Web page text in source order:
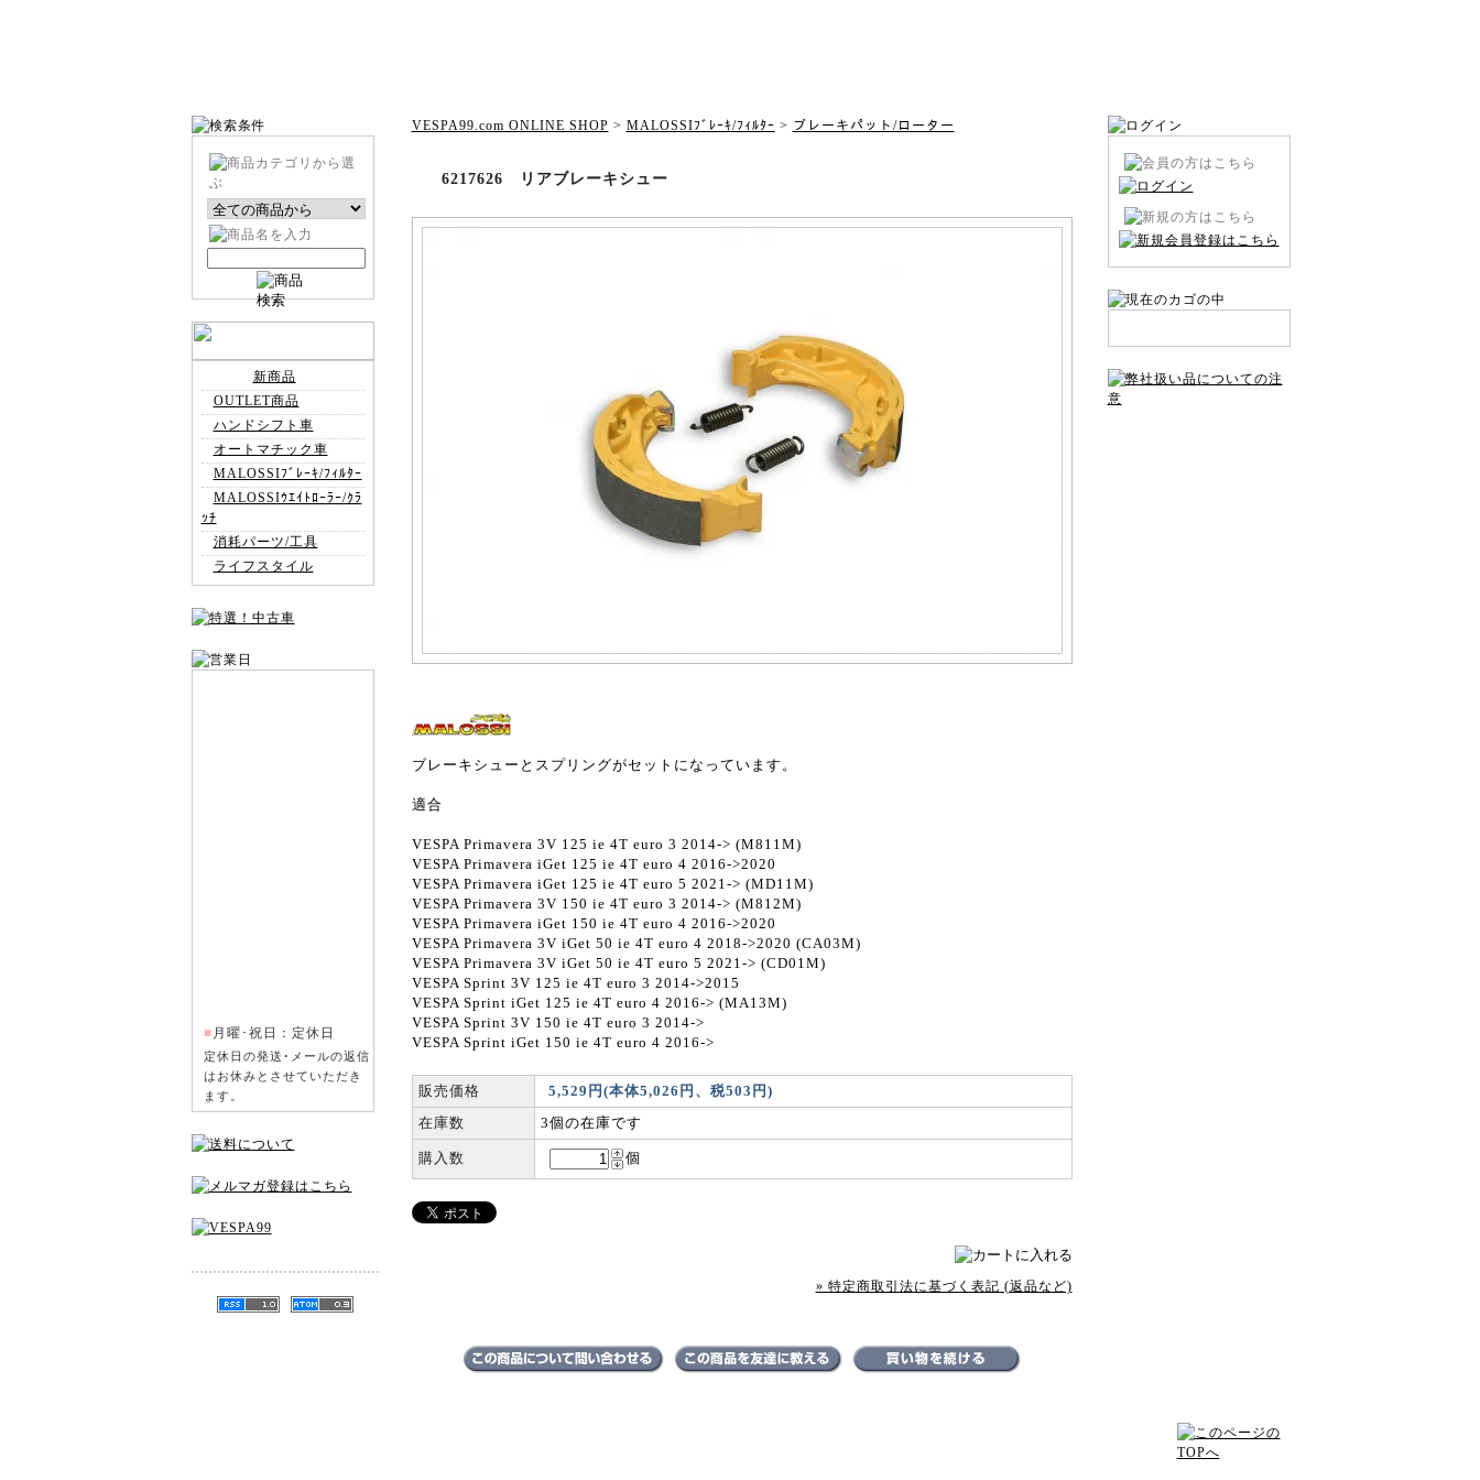
新商品
OUTLET商品
ハンドシフト車
オートマチック車
MALOSSIﾌﾞﾚｰｷ/ﾌｨﾙﾀｰ
MALOSSIｳｴｲﾄﾛｰﾗｰ/ｸﾗ
ｯﾁ
消耗パーツ/工具
ライフスタイル
■ 月曜･祝日：定休日
定休日の発送･メールの返信
はお休みとさせていただき
ます。
VESPA99.com ONLINE SHOP > MALOSSIﾌﾞﾚｰｷ/ﾌｨﾙﾀｰ > ブレーキパット/ローター
6217626 リアブレーキシュー
ブレーキシューとスプリングがセットになっています。
適合
VESPA Primavera 3V 125 ie 4T euro 3 2014-> (M811M)
VESPA Primavera iGet 125 ie 4T euro 4 2016->2020
VESPA Primavera iGet 125 ie 4T euro 5 2021-> (MD11M)
VESPA Primavera 3V 150 ie 4T euro 3 2014-> (M812M)
VESPA Primavera iGet 150 ie 4T euro 4 2016->2020
VESPA Primavera 3V iGet 50 ie 4T euro 4 2018->2020 (CA03M)
VESPA Primavera 3V iGet 50 ie 4T euro 5 2021-> (CD01M)
VESPA Sprint 3V 125 ie 4T euro 3 2014->2015
VESPA Sprint iGet 125 ie 4T euro 4 2016-> (MA13M)
VESPA Sprint 3V 150 ie 4T euro 3 2014->
VESPA Sprint iGet 150 ie 4T euro 4 2016->
販売価格
5,529円(本体5,026円、税503円)
在庫数
3個の在庫です
購入数 個
» 特定商取引法に基づく表記 (返品など)